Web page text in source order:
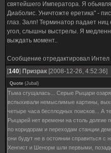
святейшего Императора. Я
Диаболис. Уничтожте еретика" -
глаз. Залп! Терминатор падает ниц
угол, слышны выстрелы. Я
выждать момент..
Сообщение отредактировал Интел
[140] Призрак [2008-12-26, 4:52:36]
Quote (Jubal )
Тьма сгущалась... Серые Рыцари
вспыхивали немыслимые картины,
четыре часа бесплодных поисков... А
Рыцарей нет времени на столь долгие
по коридорам и переходам станции
они будут не в остоянии справиться с
Хенгист и Шенорм шли первыми,